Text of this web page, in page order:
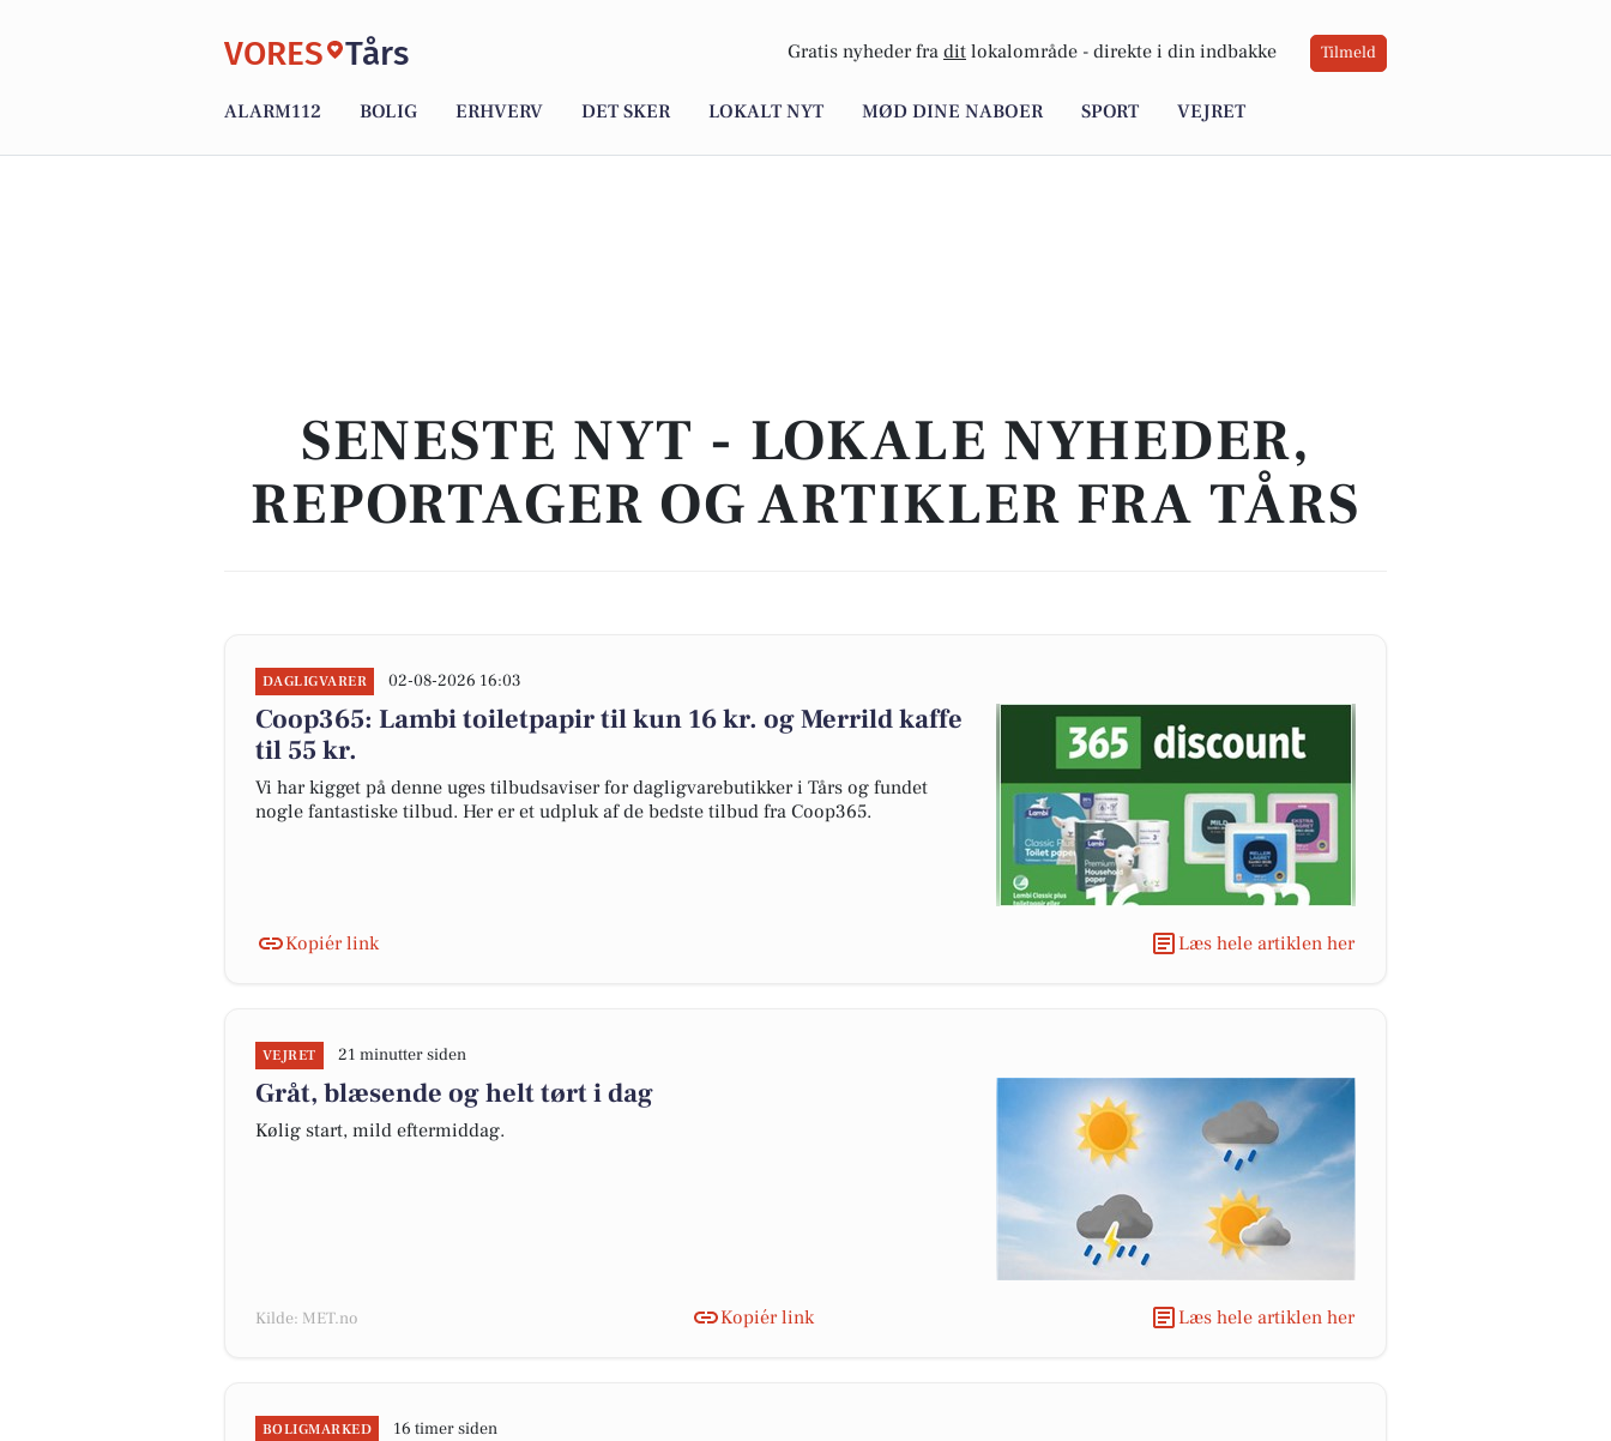
VORES Tårs Gratis nyheder fra dit lokalområde - direkte i din indbakke Tilmeld
ALARM112 BOLIG ERHVERV DET SKER LOKALT NYT MØD DINE NABOER SPORT VEJRET
SENESTE NYT - LOKALE NYHEDER,
REPORTAGER OG ARTIKLER FRA TÅRS
DAGLIGVARER 02-08-2026 16:03
Coop365: Lambi toiletpapir til kun 16 kr. og Merrild kaffe
til 55 kr.
Vi har kigget på denne uges tilbudsaviser for dagligvarebutikker i Tårs og fundet
nogle fantastiske tilbud. Her er et udpluk af de bedste tilbud fra Coop365.
Kopiér link Læs hele artiklen her
VEJRET 21 minutter siden
Gråt, blæsende og helt tørt i dag
Kølig start, mild eftermiddag.
Kilde: MET.no Kopiér link Læs hele artiklen her
BOLIGMARKED 16 timer siden